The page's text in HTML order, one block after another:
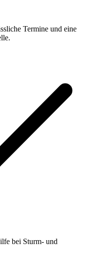
Termine und eine
bei Sturm- und